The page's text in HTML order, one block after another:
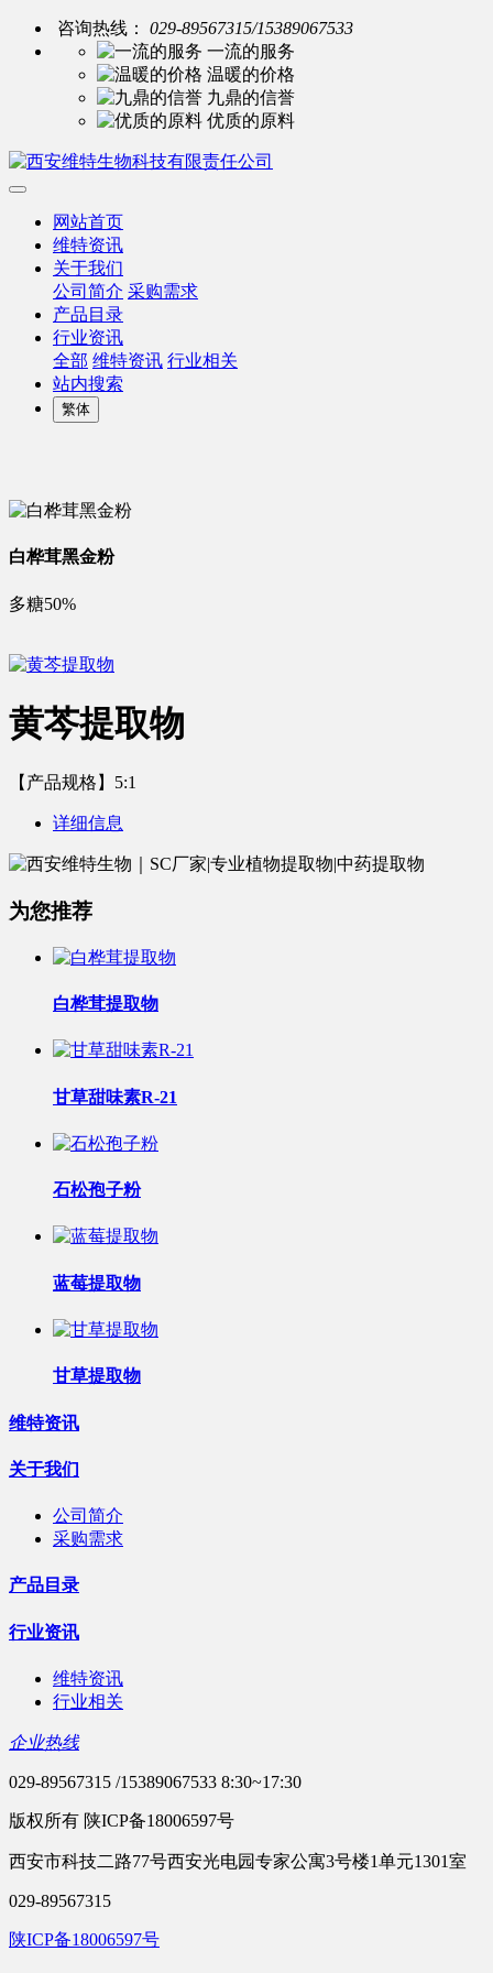
咨询热线：
029-89567315/15389067533
一流的服务
温暖的价格
九鼎的信誉
优质的原料
网站首页
维特资讯
关于我们
公司简介 采购需求
产品目录
行业资讯
全部 维特资讯 行业相关
站内搜索
繁体
白桦茸黑金粉
多糖50%
黄芩提取物
【产品规格】5:1
详细信息
为您推荐
白桦茸提取物
甘草甜味素R-21
石松孢子粉
蓝莓提取物
甘草提取物
维特资讯
关于我们
公司简介
采购需求
产品目录
行业资讯
维特资讯
行业相关
企业热线
029-89567315 /15389067533 8:30~17:30
版权所有 陕ICP备18006597号
西安市科技二路77号西安光电园专家公寓3号楼1单元1301室
029-89567315
陕ICP备18006597号